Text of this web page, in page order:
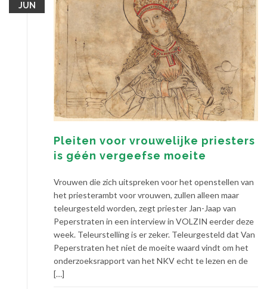
JUN
Pleiten voor vrouwelijke priesters
is géén vergeefse moeite
Vrouwen die zich uitspreken voor het openstellen van
het priesterambt voor vrouwen, zullen alleen maar
teleurgesteld worden, zegt priester Jan-Jaap van
Peperstraten in een interview in VOLZIN eerder deze
week. Teleurstelling is er zeker. Teleurgesteld dat Van
Peperstraten het niet de moeite waard vindt om het
onderzoeksrapport van het NKV echt te lezen en de
[…]